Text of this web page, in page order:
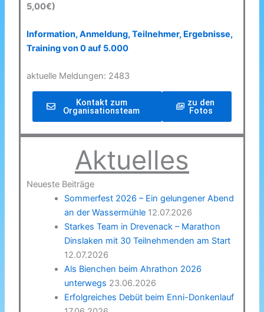
5,00€)
Information, Anmeldung, Teilnehmer, Ergebnisse,
Training von 0 auf 5.000
aktuelle Meldungen: 2483
Kontakt zum
Organisationsteam
zu den
Fotos
Aktuelles
Neueste Beiträge
Sommerfest 2026 – Ein gelungener Abend
an der Wassermühle 12.07.2026
Starkes Team in Drevenack – Marathon
Dinslaken mit 30 Teilnehmenden am Start
12.07.2026
Als Bienchen beim Ahrathon 2026
unterwegs 23.06.2026
Erfolgreiches Debüt beim Enni-Donkenlauf